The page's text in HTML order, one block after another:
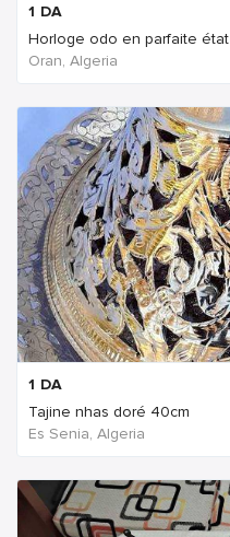
1 DA
Horloge odo en parfaite état
Oran, Algeria
1 DA
Tajine nhas doré 40cm
Es Senia, Algeria